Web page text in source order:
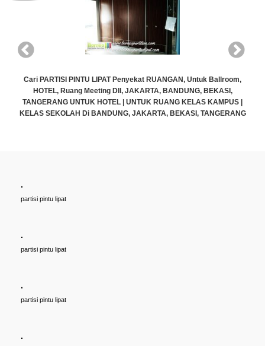
Untuk Ballroom,
BEKASI,
KELAS KAMPUS |
TANGERANG
Cari PARTISI PINTU LIPAT Penyekat RUANGAN,
HOTEL, Ruang Meeting Dll, JAKARTA,
TANGERANG UNTUK HOTEL | UNTUK RUANG
KELAS SEKOLAH Di BANDUNG, JAKARTA,
.
partisi pintu lipat
.
partisi pintu lipat
.
partisi pintu lipat
.